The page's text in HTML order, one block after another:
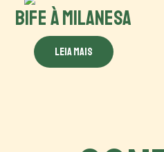
BIFE À MILANESA
Leia mais